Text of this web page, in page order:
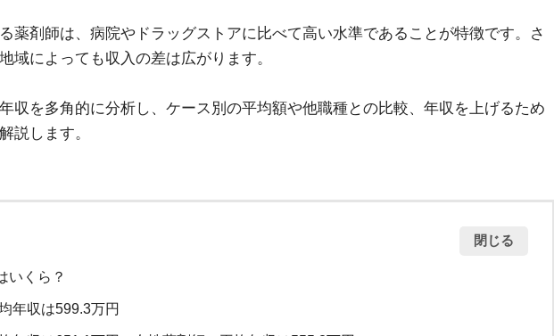
薬剤師は、病院やドラッグストアに比べて高い水準であることが特徴です。さ
域によっても収入の差は広がります。
収を多角的に分析し、ケース別の平均額や他職種との比較、年収を上げるため
説します。
閉じる
いくら？
年収は599.3万円